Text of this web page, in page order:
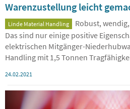
Warenzustellung leicht
Linde Material Handling
Robust,
Das sind nur einige positive
elektrischen Mitgänger-
Handling mit 1,5 Tonnen
24.02.2021